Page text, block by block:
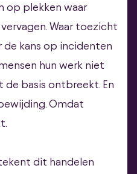
op plekken waar
Waar toezicht
de kans op incidenten
hun werk niet
de basis ontbreekt. En
Omdat
dit handelen